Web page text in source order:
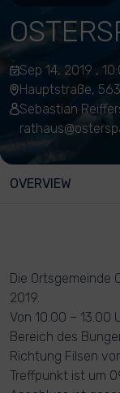
Sep 14, 2019 ,
Hauptstraße,
Sebastian
OVERVIEW
Die Ortsgemeinde
2019.
Von 10.00 – 13.00
Bereich des
Richtung Filsen
Treffpunkt ist um